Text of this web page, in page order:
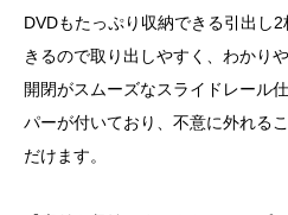
DVDもたっぷり収納できる引出し
きるので取り出しやすく、わかりや
開閉がスムーズなスライドレール
パーが付いており、不意に外れる
だけます。